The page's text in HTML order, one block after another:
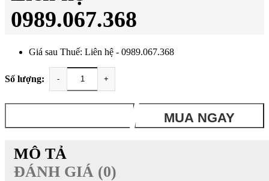
0989.067.368
Giá sau Thuế: Liên hệ - 0989.067.368
Số lượng: - +
MUA NGAY
MÔ TẢ
ĐÁNH GIÁ (0)